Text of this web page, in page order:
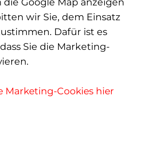
wir Sie, dem Einsatz
Dafür ist es
Sie die Marketing-
Marketing-Cookies hier